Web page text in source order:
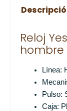
Reloj
hombre
Línea:
Pulso:
Caja: